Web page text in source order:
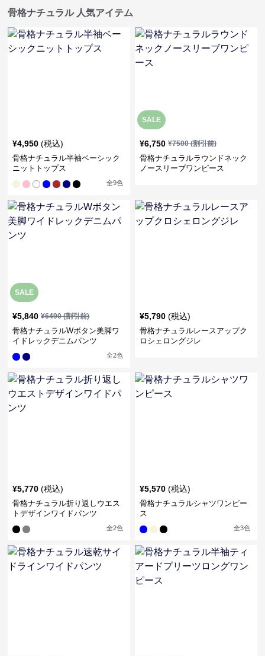
骨格ナチュラル 人気アイテム
¥4,950 (税込)
骨格ナチュラル半袖ベーシック
ニットトップス
全9色
SALE
¥6,750 ¥7500(割引前)
骨格ナチュラルラウンドネック
ノースリーブワンピース
SALE
¥5,840 ¥6490(割引前)
骨格ナチュラルWボタン美脚ワ
イドレックデニムパンツ
全2色
¥5,790 (税込)
骨格ナチュラルレースアップク
ロシェロングジレ
¥5,770 (税込)
骨格ナチュラル折り返しウエス
トデザインワイドパンツ
全2色
¥5,570 (税込)
骨格ナチュラルシャツワンピー
ス
全3色